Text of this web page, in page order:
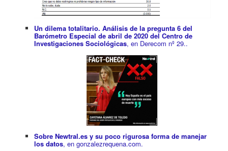
Un dilema totalitario. Análisis de la pregunta 6 del
Barómetro Especial de abril de 2020 del Centro de
Investigaciones Sociológicas, en Derecom nº 29..
Sobre Newtral.es y su poco rigurosa forma de manejar
los datos, en gonzalezrequena.com.